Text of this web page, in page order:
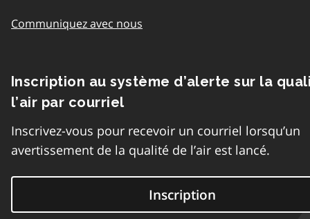
Communiquez avec nous
Inscription au système d’alerte sur la
l’air par courriel
Inscrivez-vous pour recevoir un courriel lorsqu’un
avertissement de la qualité de l’air est lancé.
Inscription